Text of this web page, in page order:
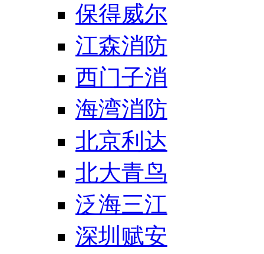
保得威尔
江森消防
西门子消
海湾消防
北京利达
北大青鸟
泛海三江
深圳赋安